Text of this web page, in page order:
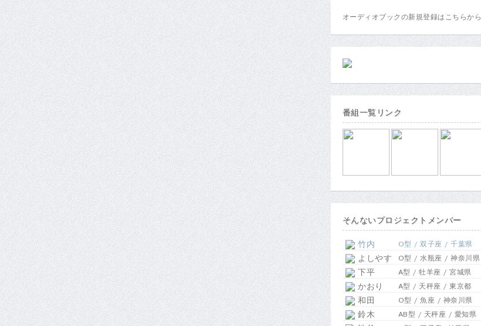
オーディオブックの新規登録はこちらから
番組一覧リンク
そんないプロジェクトメンバー
竹内 O型 / 双子座 / 千葉県
よしやす O型 / 水瓶座 / 神奈川県
下平 A型 / 牡羊座 / 宮城県
かおり A型 / 天秤座 / 東京都
和田 O型 / 魚座 / 神奈川県
鈴木 AB型 / 天秤座 / 愛知県